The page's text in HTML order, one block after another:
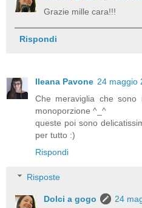
Grazie mille cara!!!
Rispondi
Ileana Pavone 24 maggio
Che meraviglia che
monoporzione ^_^
queste poi sono
per tutto :)
Rispondi
Risposte
Dolci a gogo
24